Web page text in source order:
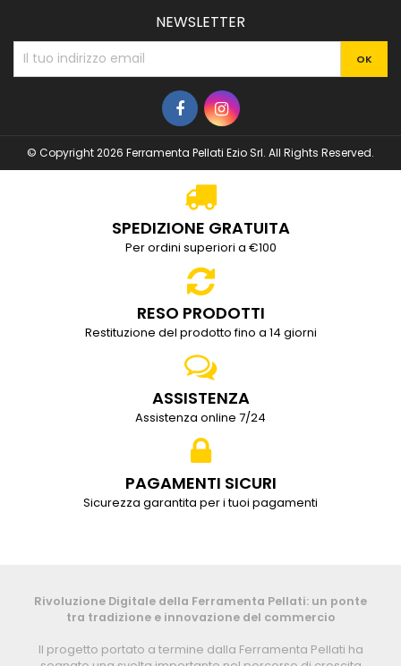
NEWSLETTER
© Copyright 2026 Ferramenta Pellati Ezio Srl. All Rights Reserved.
SPEDIZIONE GRATUITA
Per ordini superiori a €100
RESO PRODOTTI
Restituzione del prodotto fino a 14 giorni
ASSISTENZA
Assistenza online 7/24
PAGAMENTI SICURI
Sicurezza garantita per i tuoi pagamenti
Rivoluzione Digitale della Ferramenta Pellati: un ponte
tra tradizione e innovazione del commercio
Il progetto portato a termine dalla Ferramenta Pellati ha